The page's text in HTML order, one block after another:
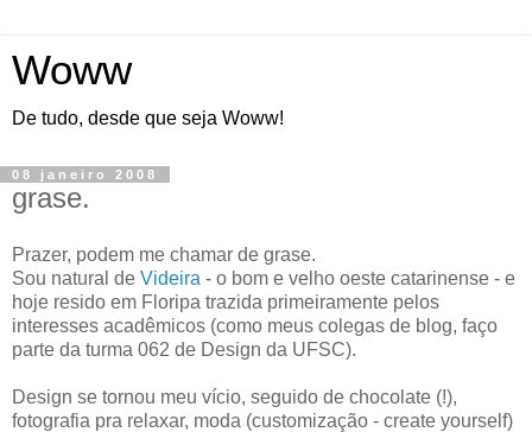
Woww
De tudo, desde que seja Woww!
08 janeiro 2008
grase.
Prazer, podem me chamar de grase.
Sou natural de Videira - o bom e velho oeste catarinense - e
hoje resido em Floripa trazida primeiramente pelos
interesses acadêmicos (como meus colegas de blog, faço
parte da turma 062 de Design da UFSC).
Design se tornou meu vício, seguido de chocolate (!),
fotografia pra relaxar, moda (customização - create yourself)